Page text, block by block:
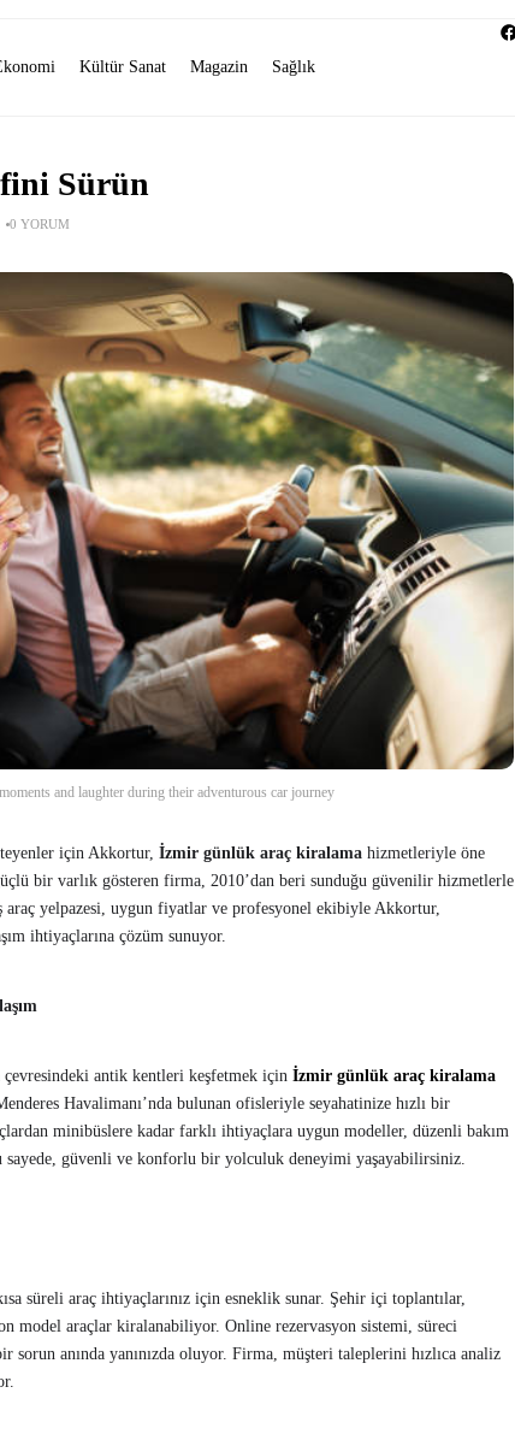
Kültür Sanat Magazin Sağlık
Sürün
0 YORUM
and laughter during their adventurous car journey
için Akkortur, İzmir günlük araç kiralama hizmetleriyle öne
bir varlık gösteren firma, 2010’dan beri sunduğu güvenilir hizmetlerle
yelpazesi, uygun fiyatlar ve profesyonel ekibiyle Akkortur,
ihtiyaçlarına çözüm sunuyor.
antik kentleri keşfetmek için İzmir günlük araç kiralama
Havalimanı’nda bulunan ofisleriyle seyahatinize hızlı bir
minibüslere kadar farklı ihtiyaçlara uygun modeller, düzenli bakım
güvenli ve konforlu bir yolculuk deneyimi yaşayabilirsiniz.
süreli araç ihtiyaçlarınız için esneklik sunar. Şehir içi toplantılar,
model araçlar kiralanabiliyor. Online rezervasyon sistemi, süreci
sorun anında yanınızda oluyor. Firma, müşteri taleplerini hızlıca analiz